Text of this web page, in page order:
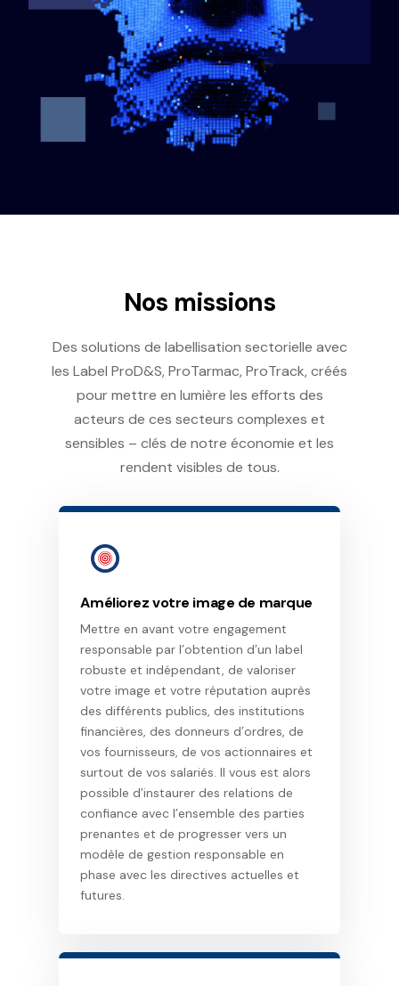
Nos missions​
Des solutions de labellisation sectorielle avec
les Label ProD&S, ProTarmac, ProTrack, créés
pour mettre en lumière les efforts des
acteurs de ces secteurs complexes et
sensibles – clés de notre économie et les
rendent visibles de tous.
Améliorez votre image de marque
Mettre en avant votre engagement
responsable par l’obtention d’un label
robuste et indépendant, de valoriser
votre image et votre réputation auprès
des différents publics, des institutions
financières, des donneurs d’ordres, de
vos fournisseurs, de vos actionnaires et
surtout de vos salariés. Il vous est alors
possible d’instaurer des relations de
confiance avec l’ensemble des parties
prenantes et de progresser vers un
modèle de gestion responsable en
phase avec les directives actuelles et
futures.